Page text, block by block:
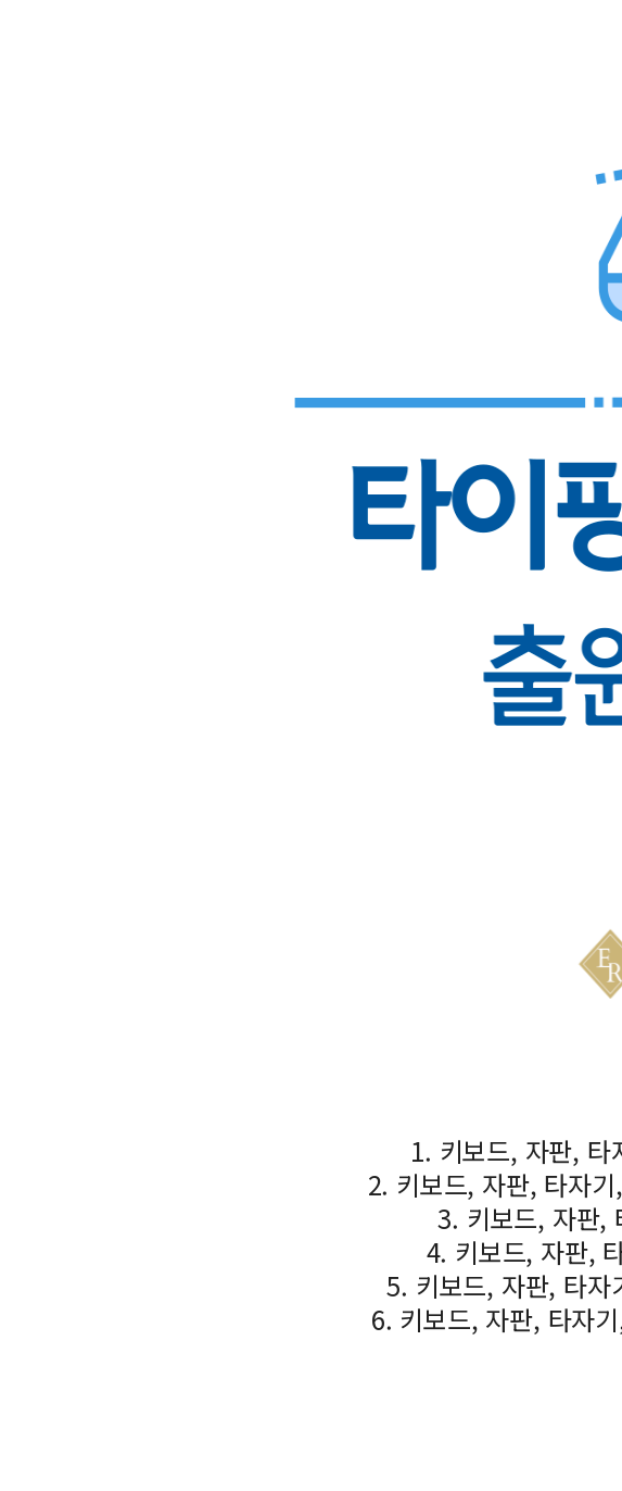
1. 키보드, 자판, 타
2. 키보드, 자판, 타자
3. 키보드, 자판,
4. 키보드, 자판,
5. 키보드, 자판, 타자
6. 키보드, 자판, 타자